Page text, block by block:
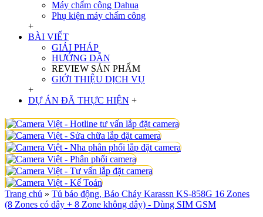
Máy chấm công Dahua
Phụ kiện máy chấm công
+
BÀI VIẾT
GIẢI PHÁP
HƯỚNG DẪN
REVIEW SẢN PHẨM
GIỚI THIỆU DỊCH VỤ
+
DỰ ÁN ĐÃ THỰC HIỆN +
Trang chủ » Tủ báo động, Báo Cháy Karassn KS-858G 16 Zones
(8 Zones có dây + 8 Zone không dây) - Dùng SIM GSM